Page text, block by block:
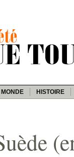
MONDE HISTOIRE